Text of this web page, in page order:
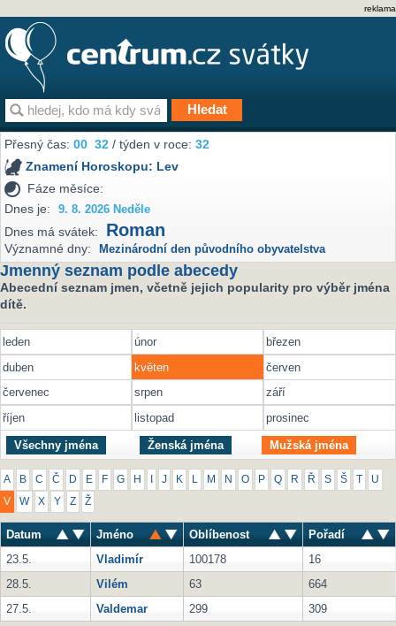
reklama
Přesný čas:00 32 / týden v roce:32
Znamení Horoskopu: Lev
Fáze měsíce:
Dnes je:
9. 8. 2026 Neděle
Dnes má svátek: Roman
Významné dny: Mezinárodní den původního obyvatelstva
Jmenný seznam podle abecedy
Abecední seznam jmen, včetně jejich popularity pro výběr jména
dítě.
leden únor
březen
duben
květen
červen
červenec
srpen
září
říjen
listopad prosinec
Všechny jména Ženská jména Mužská jména
A B C Č D E F G H J K M N O P Q R Ř S Š U
V W X Y Z Ž
Datum Jméno Oblíbenost
Pořadí
23.5.
Vladimír 100178
16
28.5.
Vilém 63
664
27.5.
Valdemar 299 309